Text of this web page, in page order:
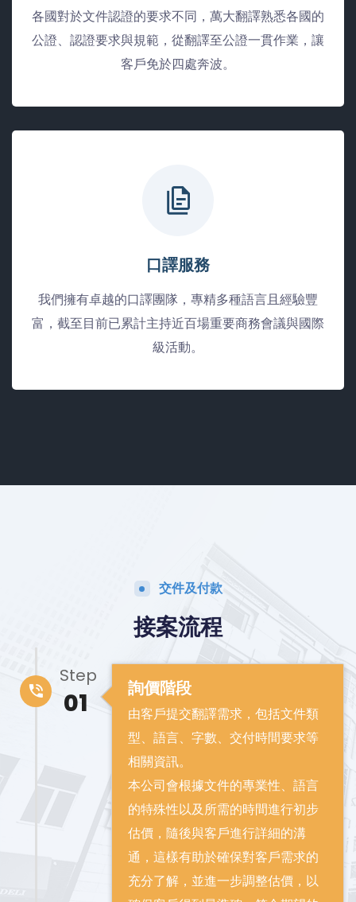
各國對於文件認證的要求不同，萬大翻譯熟悉各國的
公證、認證要求與規範，從翻譯至公證一貫作業，讓
客戶免於四處奔波。
口譯服務
我們擁有卓越的口譯團隊，專精多種語言且經驗豐
富，截至目前已累計主持近百場重要商務會議與國際
級活動。
交件及付款
接案流程
詢價階段
由客戶提交翻譯需求，包括文件類
型、語言、字數、交付時間要求等
相關資訊。
本公司會根據文件的專業性、語言
的特殊性以及所需的時間進行初步
估價，隨後與客戶進行詳細的溝
通，這樣有助於確保對客戶需求的
充分了解，並進一步調整估價，以
Step
01